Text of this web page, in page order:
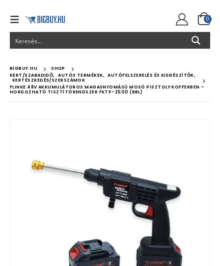
0
BIGBUY.HU
SHOP
KERT/SZABADIDŐ, AUTÓS TERMÉKEK, AUTÓFELSZERELÉS ÉS KIEGÉSZÍTŐK,
KERTÉSZKEDÉS/SZERSZÁMOK
FLINKE 48V AKKUMULÁTOROS MAGASNYOMÁSÚ MOSÓ PISZTOLY KOFFERBEN –
HORDOZHATÓ TISZTÍTÓRENDSZER FKTP-2500 (BBL)